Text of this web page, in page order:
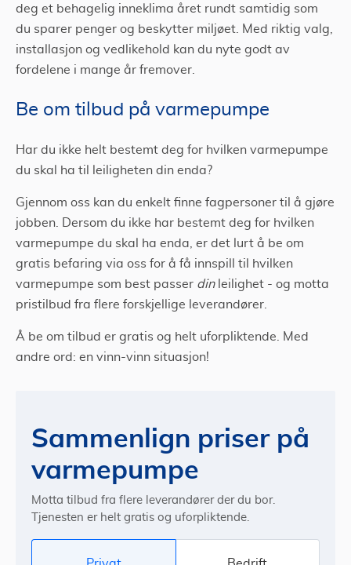
deg et behagelig inneklima året rundt samtidig som
du sparer penger og beskytter miljøet. Med riktig valg,
installasjon og vedlikehold kan du nyte godt av
fordelene i mange år fremover.
Be om tilbud på varmepumpe
Har du ikke helt bestemt deg for hvilken varmepumpe
du skal ha til leiligheten din enda?
Gjennom oss kan du enkelt finne fagpersoner til å gjøre
jobben. Dersom du ikke har bestemt deg for hvilken
varmepumpe du skal ha enda, er det lurt å be om
gratis befaring via oss for å få innspill til hvilken
varmepumpe som best passer dinleilighet - og motta
pristilbud fra flere forskjellige leverandører.
Å be om tilbud er gratis og helt uforpliktende. Med
andre ord: en vinn-vinn situasjon!
Sammenlign priser på
varmepumpe
Motta tilbud fra flere leverandører der du bor.
Tjenesten er helt gratis og uforpliktende.